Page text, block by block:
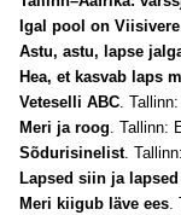
Igal pool on Viisivere
Astu, astu, lapse
Hea, et kasvab laps
Veteselli ABC.
Meri ja roog. Tallinn:
Sõdurisinelist.
Lapsed siin ja lapsed
Meri kiigub läve ees.